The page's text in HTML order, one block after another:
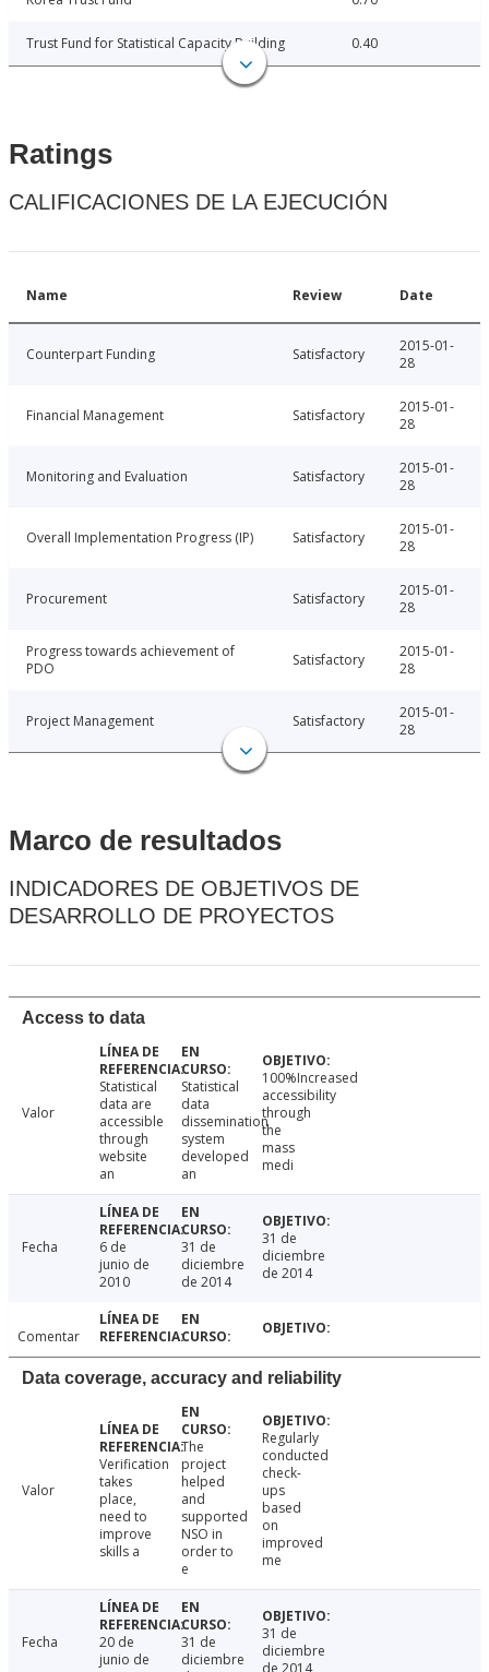
Trust Fund for Statistical Capacity Building 0.40
Ratings
CALIFICACIONES DE LA EJECUCIÓN
Name Review Date
Counterpart Funding Satisfactory
2015-01-
28
Financial Management Satisfactory
2015-01-
28
Monitoring and Evaluation Satisfactory
2015-01-
28
Overall Implementation Progress (IP) Satisfactory
2015-01-
28
Procurement Satisfactory
2015-01-
28
Progress towards achievement of
PDO
Satisfactory
2015-01-
28
Project Management Satisfactory
2015-01-
28
Marco de resultados
INDICADORES DE OBJETIVOS DE
DESARROLLO DE PROYECTOS
Access to data
Valor
Statistical
data are
accessible
through
website
an
Statistical
data
dissemination
system
developed
an
100%Increased
accessibility
through
the
mass
medi
Fecha
6 de
junio de
2010
31 de
diciembre
de 2014
31 de
diciembre
de 2014
Comentar
Data coverage, accuracy and reliability
Valor
Verification
takes
place,
need to
improve
skills a
The
project
helped
and
supported
NSO in
order to
e
Regularly
conducted
check-
ups
based
on
improved
me
Fecha
20 de
junio de
31 de
diciembre
31 de
diciembre